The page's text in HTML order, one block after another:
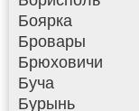
Боярка
Бровары
Брюховичи
Буча
Бурынь